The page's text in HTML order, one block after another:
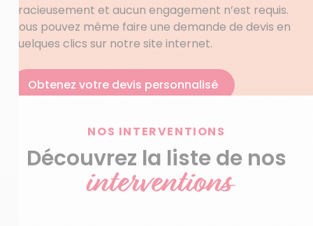
gracieusement et aucun engagement n’est requis.
Vous pouvez même faire une demande de devis en
quelques clics sur notre site internet.
Obtenez votre devis personnalisé
NOS INTERVENTIONS
Découvrez la liste de nos
interventions